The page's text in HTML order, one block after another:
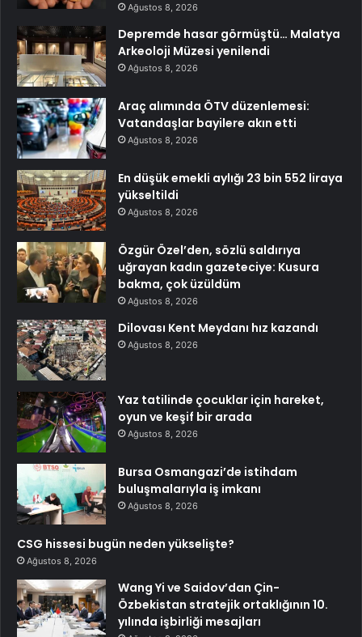
Ağustos 8, 2026
Depremde hasar görmüştü… Malatya
Arkeoloji Müzesi yenilendi
Ağustos 8, 2026
Araç alımında ÖTV düzenlemesi:
Vatandaşlar bayilere akın etti
Ağustos 8, 2026
En düşük emekli aylığı 23 bin 552 liraya
yükseltildi
Ağustos 8, 2026
Özgür Özel’den, sözlü saldırıya
uğrayan kadın gazeteciye: Kusura
bakma, çok üzüldüm
Ağustos 8, 2026
Dilovası Kent Meydanı hız kazandı
Ağustos 8, 2026
Yaz tatilinde çocuklar için hareket,
oyun ve keşif bir arada
Ağustos 8, 2026
Bursa Osmangazi’de istihdam
buluşmalarıyla iş imkanı
Ağustos 8, 2026
CSG hissesi bugün neden yükselişte?
Ağustos 8, 2026
Wang Yi ve Saidov’dan Çin-
Özbekistan stratejik ortaklığının 10.
yılında işbirliği mesajları